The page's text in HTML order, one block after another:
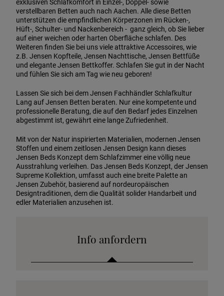
exklusiven Schlafkomfort in Einzel-, Doppel- sowie
verstellbaren Betten auch nach Aachen. Alle diese Betten
unterstützen die empfindlichen Körperzonen im Rücken-,
Hüft-, Schulter- und Nackenbereich - ganz gleich, ob Sie lieber
auf einer weichen oder harten Oberfläche schlafen. Des
Weiteren finden Sie bei uns viele attraktive Accessoires, wie
z.B. Jensen Kopfteile, Jensen Nachttische, Jensen Bettfüße
und elegante Jensen Bettkoffer. Schlafen Sie gut in der Nacht
und fühlen Sie sich am Tag wie neu geboren!
Lassen Sie sich bei dem Jensen Fachhändler Schlafkultur
Lang auf Jensen Betten beraten. Nur eine kompetente und
professionelle Beratung, die auf den Bedarf jedes Einzelnen
abgestimmt ist, gewährt eine lange Zufriedenheit.
Mit von der Natur inspirierten Materialien, modernen Jensen
Stoffen und einem zeitlosen Jensen Design kann dieses
Jensen Beds Konzept dem Schlafzimmer eine völlig neue
Ausstrahlung verleihen. Das Jensen Beds Konzept, der Jensen
Supreme Kollektion, umfasst auch eine breite Palette an
Jensen Zubehör, basierend auf nordeuropäischen
Designtraditionen, dem die Qualität solider Handarbeit und
edler Materialien anzusehen ist.
Info anfordern